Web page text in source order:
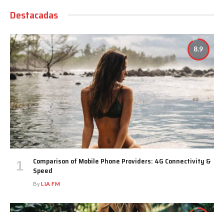
Destacadas
8.9
Comparison of Mobile Phone Providers: 4G Connectivity &
Speed
ByLIA FM